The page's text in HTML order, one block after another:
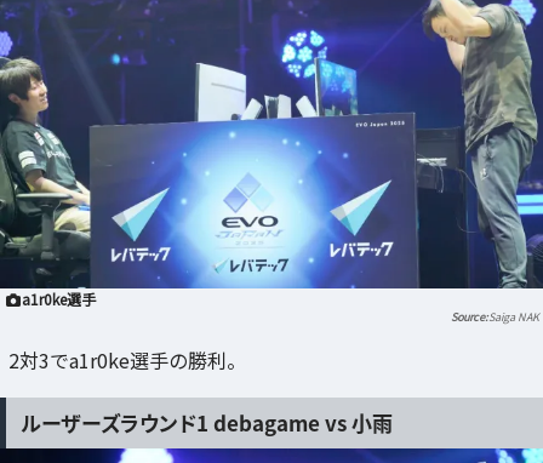
a1r0ke選手
Saiga NAK
2対3でa1r0ke選手の勝利。
ルーザーズラウンド1 debagame vs 小雨